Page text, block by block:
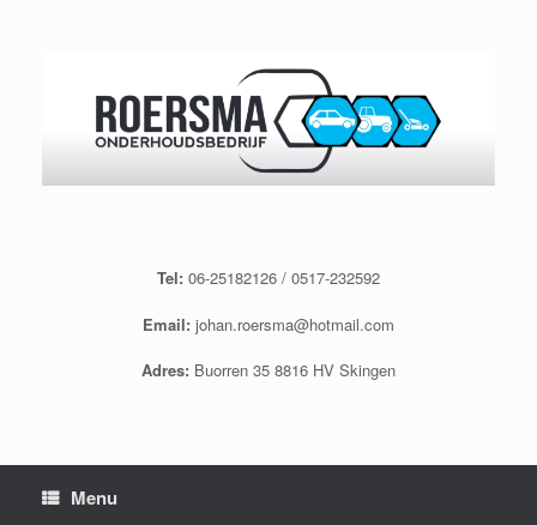
Tel: 06-25182126 / 0517-232592
Email: johan.roersma@hotmail.com
Adres: Buorren 35 8816 HV Skingen
Menu